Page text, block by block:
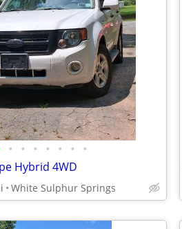
• • • • • • •
Hybrid 4WD
White Sulphur Springs